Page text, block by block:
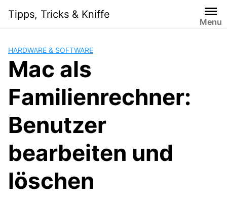
content
Tipps, Tricks & Kniffe
Menu
HARDWARE & SOFTWARE
Mac als
Familienrechner:
Benutzer
bearbeiten und
löschen